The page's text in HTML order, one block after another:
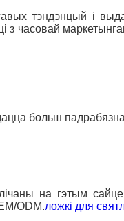
тэндэнцый і
з часовай
больш
на гэтым
ODM.ложкі для